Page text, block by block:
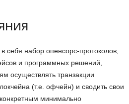
себя набор опенсорс-протоколов,
и программных решений,
осуществлять транзакции
(т.е. офчейн) и сводить свои
минимально